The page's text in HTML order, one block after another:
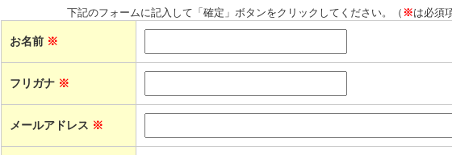
下記のフォームに記入して「確定」ボタンをクリックしてください。（ ※は必須
お名前 ※
フリガナ ※
メールアドレス ※